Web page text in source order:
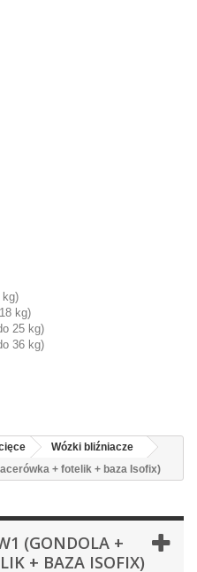
kg)
kg)
25 kg)
36 kg)
Wózki bliźniacze
+ fotelik + baza Isofix)
(GONDOLA +
+ BAZA ISOFIX)